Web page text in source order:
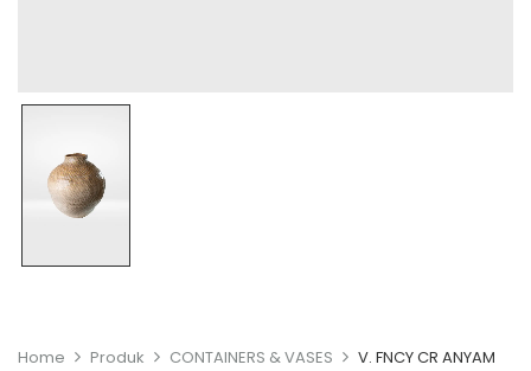
Home Produk CONTAINERS & VASES
V. FNCY CR ANYAM